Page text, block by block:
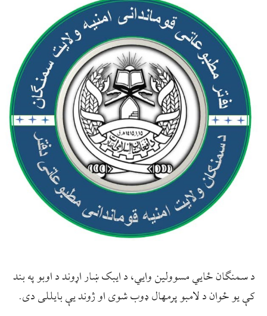
د سمنګان ځایي مسوولین وایي، د ایبک‌ ښار اړوند د اوبو په بند
کې یو ځوان د لامبو پرمهال ډوب شوی او ژوند یې بایللی دی.